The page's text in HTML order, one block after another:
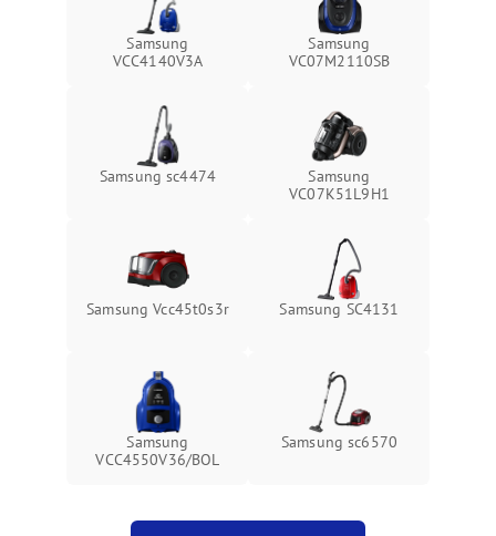
Samsung
VCC4140V3A
Samsung
VC07M2110SB
Samsung sc4474
Samsung
VC07K51L9H1
Samsung Vcc45t0s3r Samsung SC4131
Samsung
VCC4550V36/BOL
Samsung sc6570